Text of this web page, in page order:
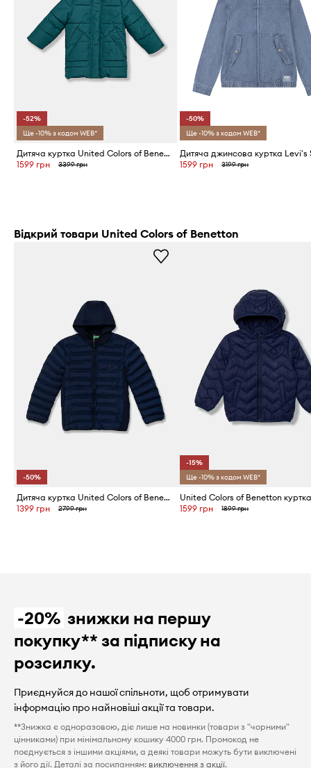
-52%
Ще -10% з кодом WEB*
Дитяча куртка United Colors of Benetton
1599 грн
3399 грн
-50%
Ще -10% з кодом WEB*
1599 грн 3199 грн
Відкрий товари United Colors of Benetton
-50%
Дитяча куртка United Colors of Benetton
1399 грн
2799 грн
-15%
Ще -10% з кодом WEB*
1599 грн 1899 грн
-20% знижки на першу
покупку** за підписку на
розсилку.
Приєднуйся до нашої спільноти, щоб отримувати
інформацію про найновіші акції та товари.
**Знижка є одноразовою, діє лише на новинки (товари з "чорними"
цінниками) при мінімальному кошику 4000 грн. Промокод не
поєднується з іншими акціями, а деякі товари можуть бути виключені
з його дії. Деталі за посиланням: виключення з акції.